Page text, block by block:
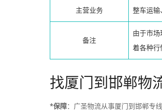
主营业务 整车运输
备注
由于市
着各种行
找厦门到邯郸物
*保障：广圣物流从事厦门到邯郸专